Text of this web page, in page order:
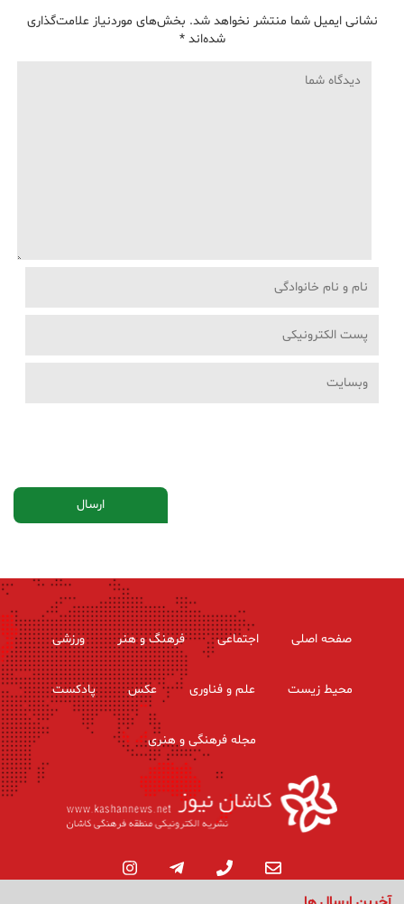
نشانی ایمیل شما منتشر نخواهد شد. بخش‌های موردنیاز علامت‌گذاری
شده‌اند*
صفحه اصلی اجتماعی فرهنگ و هنر ورزشی
محیط زیست علم و فناوری عکس پادکست
مجله فرهنگی و هنری